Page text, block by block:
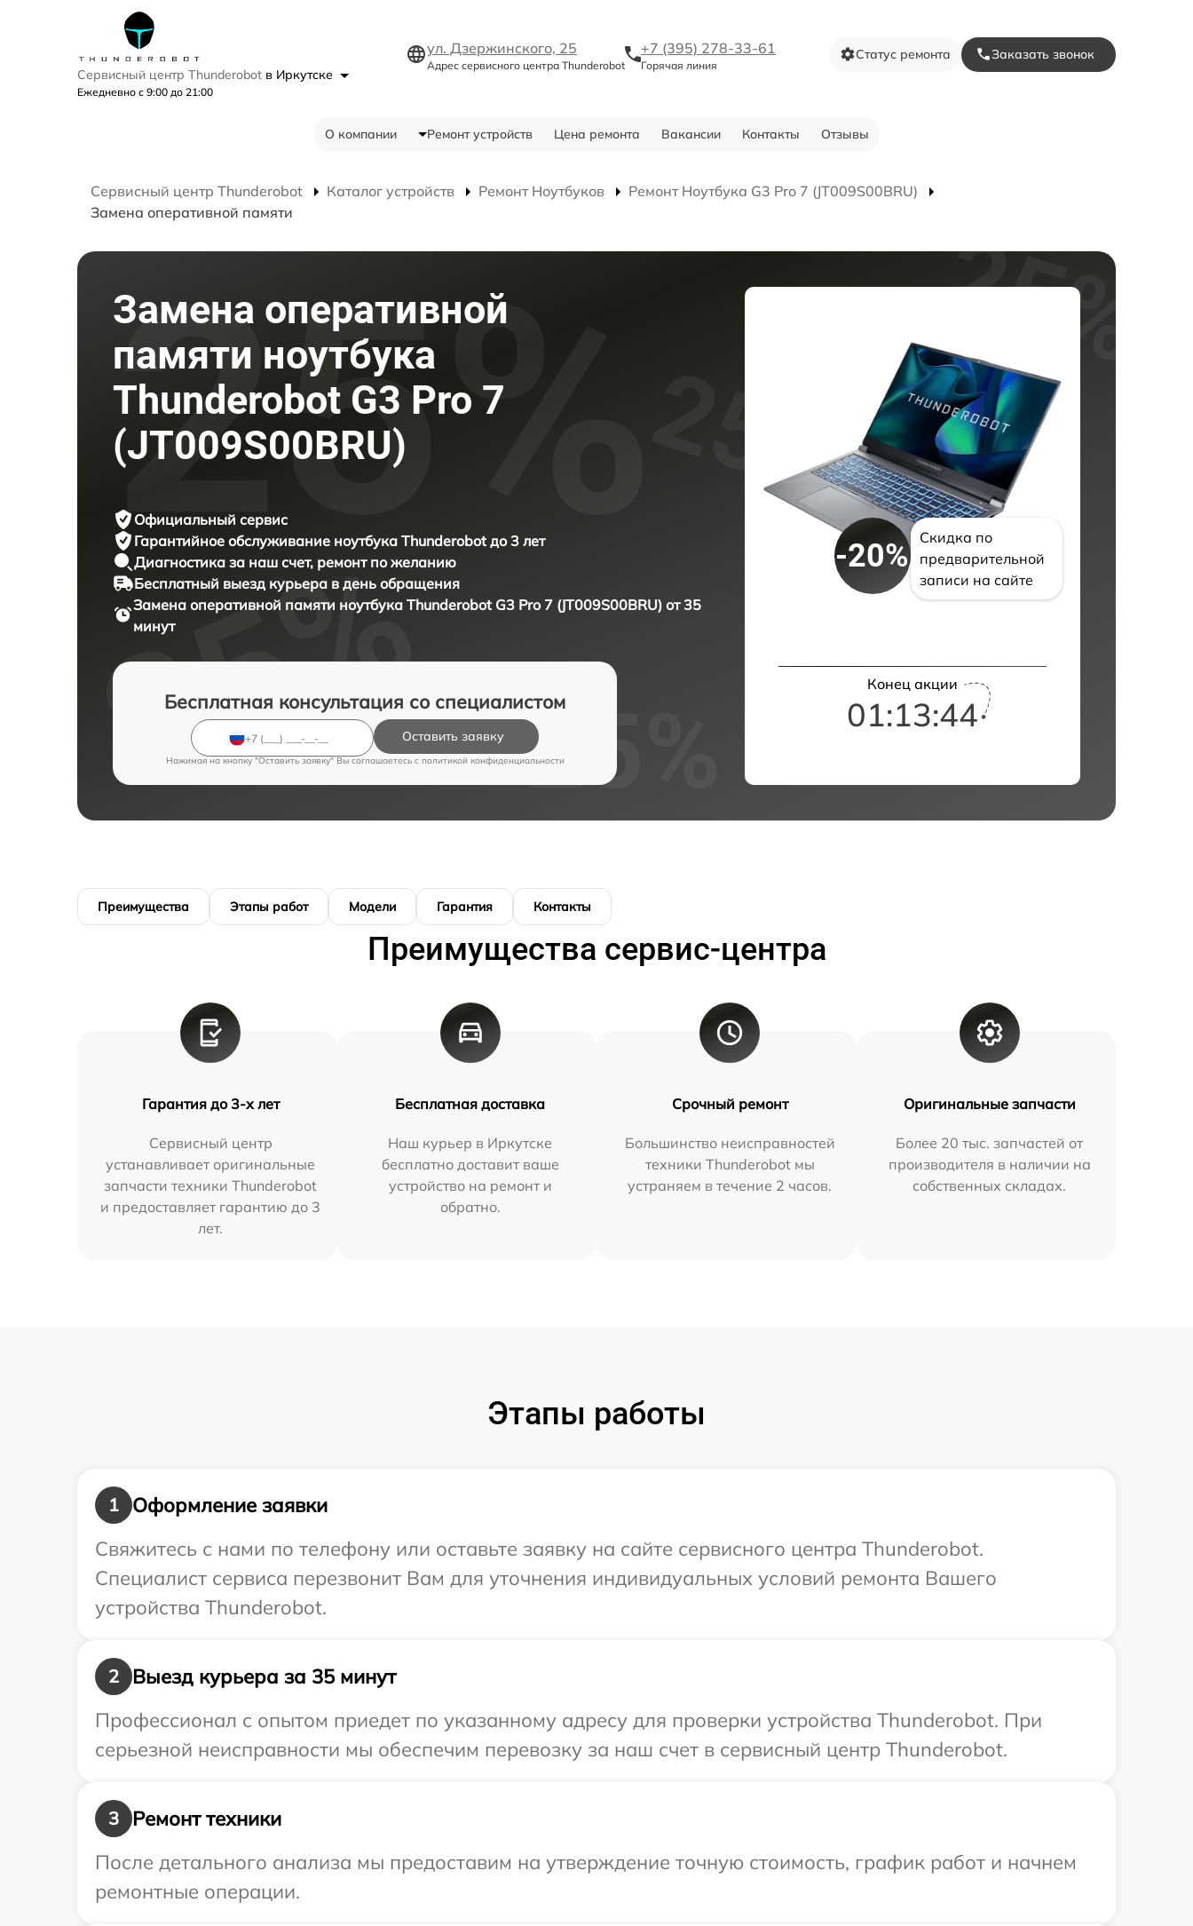
Сервисный центр Thunderobot в Иркутске
Ежедневно с 9:00 до 21:00
ул. Дзержинского, 25
Адрес сервисного центра Thunderobot
+7 (395) 278-33-61
Горячая линия
Статус ремонта Заказать звонок
О компании Ремонт устройств Цена ремонта Вакансии Контакты Отзывы
Сервисный центр Thunderobot Каталог устройств Ремонт Ноутбуков
Ремонт Ноутбука G3 Pro 7 (JT009S00BRU)
Замена оперативной памяти
Замена оперативной
памяти ноутбука
Thunderobot G3 Pro 7
(JT009S00BRU)
Официальный сервис
Гарантийное обслуживание ноутбука Thunderobot до 3 лет
Диагностика за наш счет, ремонт по желанию
Бесплатный выезд курьера в день обращения
Замена оперативной памяти ноутбука Thunderobot G3 Pro 7 (JT009S00BRU) от 35
минут
Бесплатная консультация со специалистом
Оставить заявку
Нажимая на кнопку "Оставить заявку" Вы соглашаетесь c политикой конфиденциальности
-20%
Скидка по
предварительной
записи на сайте
Конец акции
01:13:43
Преимущества Этапы работ Модели Гарантия Контакты
Преимущества сервис-центра
Гарантия до 3-х лет
Сервисный центр
устанавливает оригинальные
запчасти техники Thunderobot
и предоставляет гарантию до 3
лет.
Бесплатная доставка
Наш курьер в Иркутске
бесплатно доставит ваше
устройство на ремонт и
обратно.
Срочный ремонт
Большинство неисправностей
техники Thunderobot мы
устраняем в течение 2 часов.
Оригинальные запчасти
Более 20 тыс. запчастей от
производителя в наличии на
собственных складах.
Этапы работы
1
Оформление заявки
Свяжитесь с нами по телефону или оставьте заявку на сайте сервисного центра Thunderobot.
Специалист сервиса перезвонит Вам для уточнения индивидуальных условий ремонта Вашего
устройства Thunderobot.
2
Выезд курьера за 35 минут
Профессионал с опытом приедет по указанному адресу для проверки устройства Thunderobot. При
серьезной неисправности мы обеспечим перевозку за наш счет в сервисный центр Thunderobot.
3
Ремонт техники
После детального анализа мы предоставим на утверждение точную стоимость, график работ и начнем
ремонтные операции.